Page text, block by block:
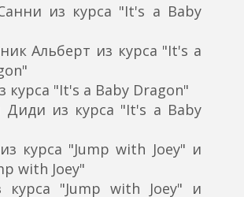
из курса "It's a Baby
Альберт из курса "It's a
курса "It's a Baby Dragon"
Диди из курса "It's a Baby
курса "Jump with Joey" и
with Joey"
курса "Jump with Joey" и